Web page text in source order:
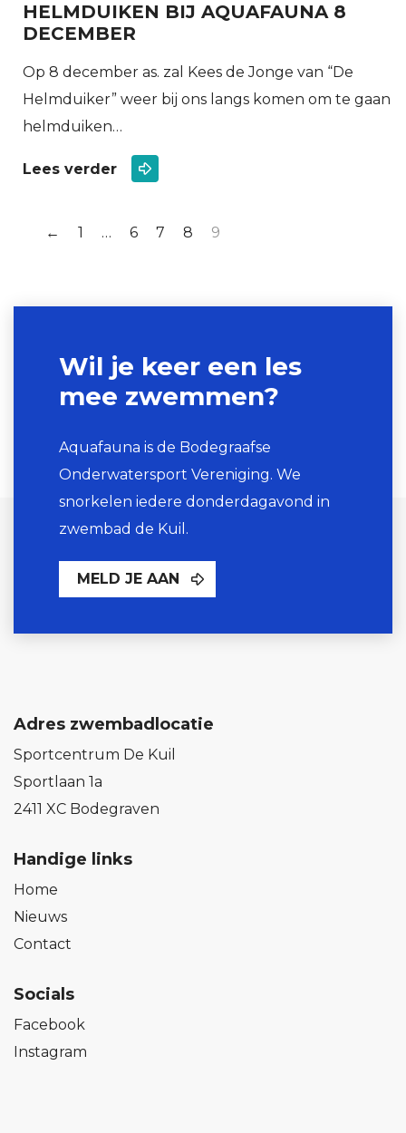
HELMDUIKEN BIJ AQUAFAUNA 8
DECEMBER
Op 8 december as. zal Kees de Jonge van “De
Helmduiker” weer bij ons langs komen om te gaan
helmduiken…
Lees verder
← 1 … 6 7 8 9
Wil je keer een les
mee zwemmen?
Aquafauna is de Bodegraafse
Onderwatersport Vereniging. We
snorkelen iedere donderdagavond in
zwembad de Kuil.
MELD JE AAN
Adres zwembadlocatie
Sportcentrum De Kuil
Sportlaan 1a
2411 XC Bodegraven
Handige links
Home
Nieuws
Contact
Socials
Facebook
Instagram